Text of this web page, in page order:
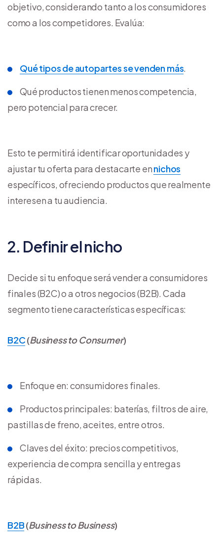
objetivo, considerando tanto a los consumidores
como a los competidores. Evalúa:
Qué tipos de autopartes se venden más.
Qué productos tienen menos competencia,
pero potencial para crecer.
Esto te permitirá identificar oportunidades y
ajustar tu oferta para destacarte ennichos
específicos, ofreciendo productos que realmente
interesen a tu audiencia.
2. Definir el nicho
Decide si tu enfoque será vender a consumidores
finales (B2C) o a otros negocios (B2B). Cada
segmento tiene características específicas:
B2C(Business to Consumer)
Enfoque en: consumidores finales.
Productos principales: baterías, filtros de aire,
pastillas de freno, aceites, entre otros.
Claves del éxito: precios competitivos,
experiencia de compra sencilla y entregas
rápidas.
B2B(Business to Business)